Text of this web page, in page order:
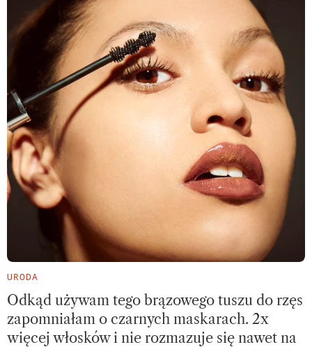
URODA
Odkąd używam tego brązowego tuszu do rzęs
zapomniałam o czarnych maskarach. 2x
więcej włosków i nie rozmazuje się nawet na